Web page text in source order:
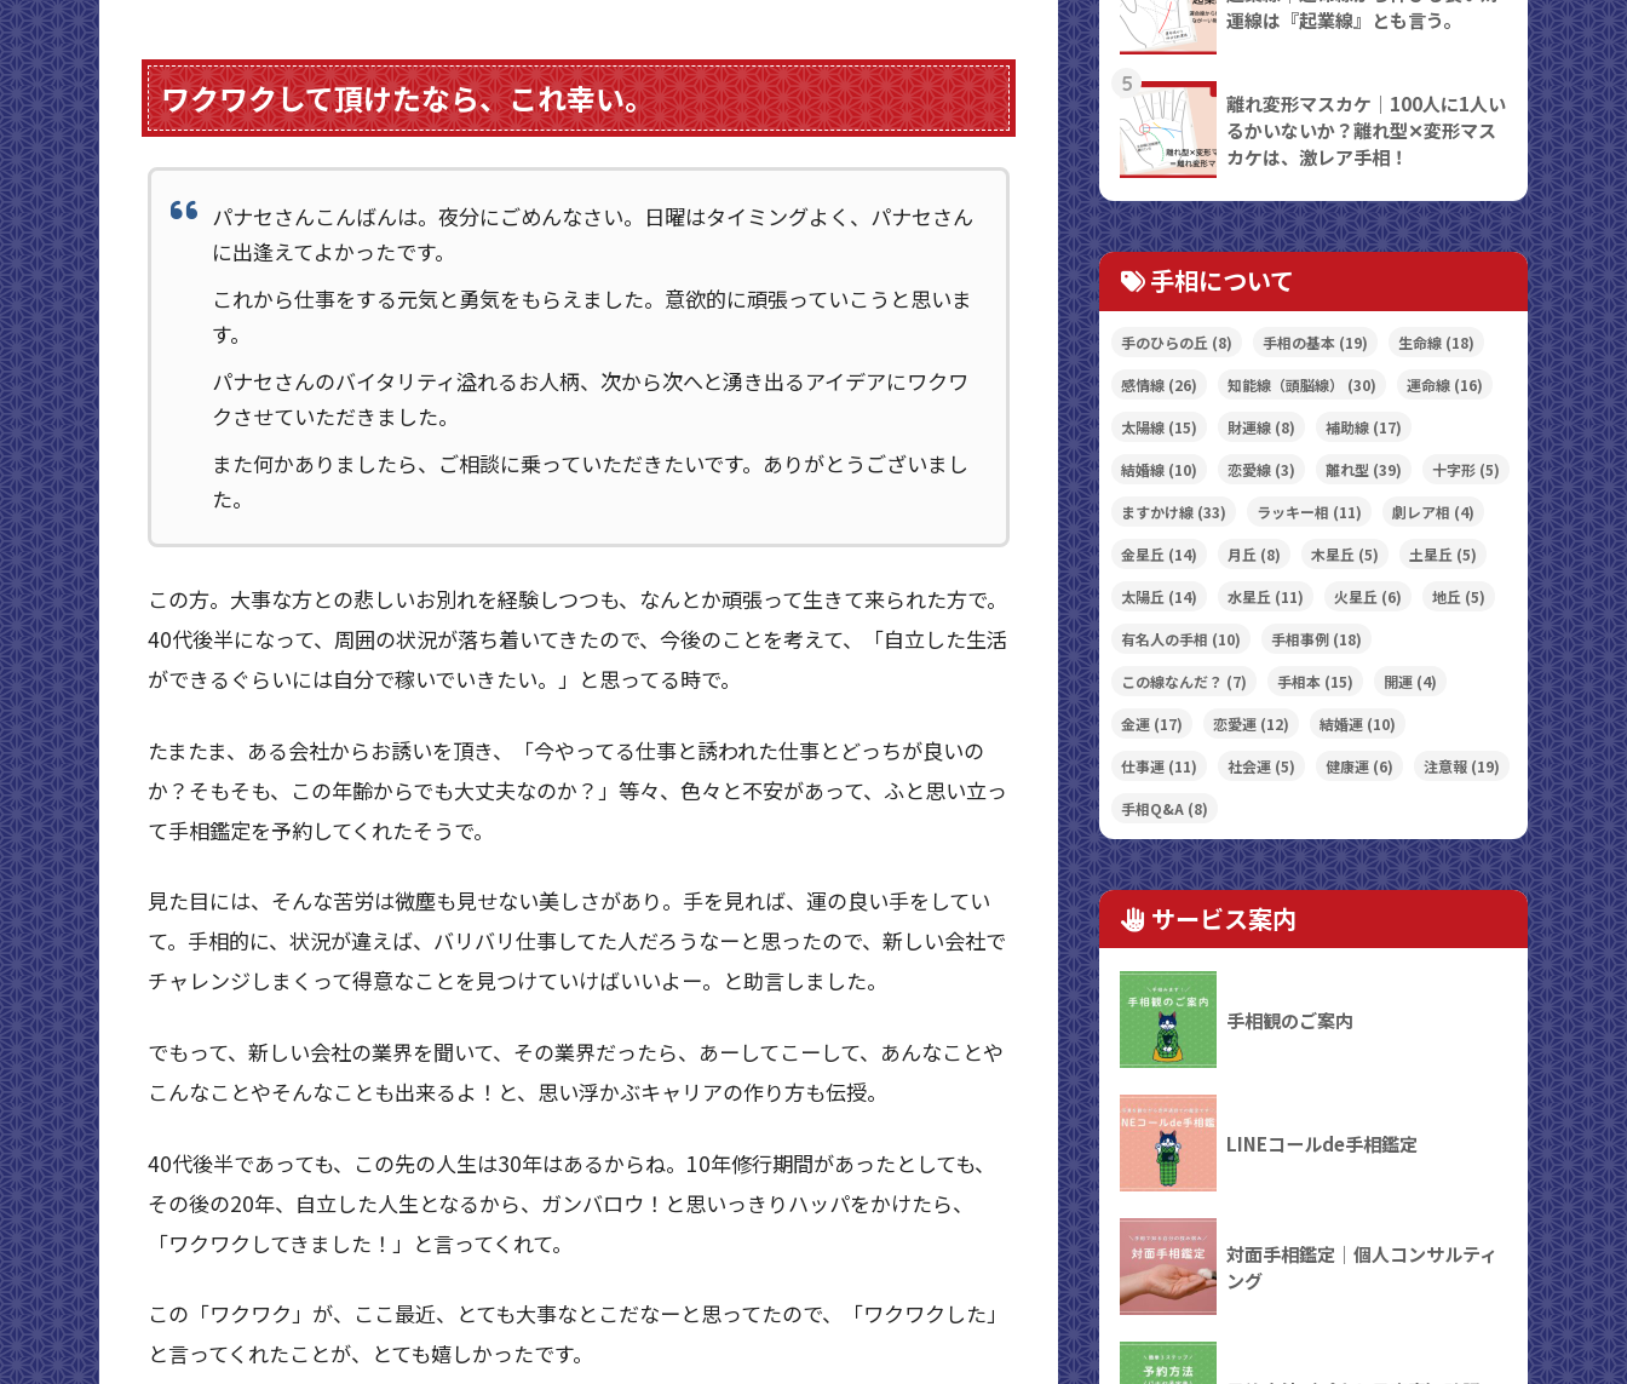
ワクワクして頂けたなら、これ幸い。
パナセさんこんばんは。夜分にごめんなさい。日曜はタイミングよく、パナセさん
に出逢えてよかったです。
これから仕事をする元気と勇気をもらえました。意欲的に頑張っていこうと思いま
す。
パナセさんのバイタリティ溢れるお人柄、次から次へと湧き出るアイデアにワクワ
クさせていただきました。
また何かありましたら、ご相談に乗っていただきたいです。ありがとうございまし
た。
この方。大事な方との悲しいお別れを経験しつつも、なんとか頑張って生きて来られた方で。
40代後半になって、周囲の状況が落ち着いてきたので、今後のことを考えて、「自立した生活
ができるぐらいには自分で稼いでいきたい。」と思ってる時で。
たまたま、ある会社からお誘いを頂き、「今やってる仕事と誘われた仕事とどっちが良いの
か？そもそも、この年齢からでも大丈夫なのか？」等々、色々と不安があって、ふと思い立っ
て手相鑑定を予約してくれたそうで。
見た目には、そんな苦労は微塵も見せない美しさがあり。手を見れば、運の良い手をしてい
て。手相的に、状況が違えば、バリバリ仕事してた人だろうなーと思ったので、新しい会社で
チャレンジしまくって得意なことを見つけていけばいいよー。と助言しました。
でもって、新しい会社の業界を聞いて、その業界だったら、あーしてこーして、あんなことや
こんなことやそんなことも出来るよ！と、思い浮かぶキャリアの作り方も伝授。
40代後半であっても、この先の人生は30年はあるからね。10年修行期間があったとしても、
その後の20年、自立した人生となるから、ガンバロウ！と思いっきりハッパをかけたら、
「ワクワクしてきました！」と言ってくれて。
この「ワクワク」が、ここ最近、とても大事なとこだなーと思ってたので、「ワクワクした」
と言ってくれたことが、とても嬉しかったです。
運線は『起業線』とも言う。
5
離れ変形マスカケ｜100人に1人い
るかいないか？離れ型✕変形マス
カケは、激レア手相！
手相について
手のひらの丘 (8) 手相の基本 (19) 生命線 (18)
感情線 (26) 知能線（頭脳線） (30) 運命線 (16)
太陽線 (15) 財運線 (8) 補助線 (17)
結婚線 (10) 恋愛線 (3) 離れ型 (39) 十字形 (5)
ますかけ線 (33) ラッキー相 (11) 劇レア相 (4)
金星丘 (14) 月丘 (8) 木星丘 (5) 土星丘 (5)
太陽丘 (14) 水星丘 (11) 火星丘 (6) 地丘 (5)
有名人の手相 (10) 手相事例 (18)
この線なんだ？ (7) 手相本 (15) 開運 (4)
金運 (17) 恋愛運 (12) 結婚運 (10)
仕事運 (11) 社会運 (5) 健康運 (6) 注意報 (19)
手相Q&A (8)
サービス案内
手相観のご案内
LINEコールde手相鑑定
対面手相鑑定｜個人コンサルティ
ング